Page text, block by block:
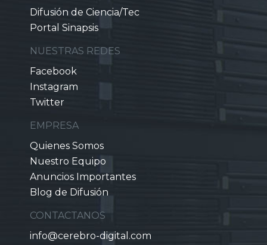
Difusión de Ciencia/Tec
Portal Sinapsis
NUESTRAS REDES
Facebook
Instagram
Twitter
EMPRESA
Quienes Somos
Nuestro Equipo
Anuncios Importantes
Blog de Difusión
CONTACTANOS
info@cerebro-digital.com